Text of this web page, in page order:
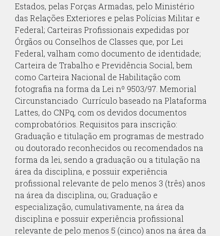
Estados, pelas Forças Armadas, pelo Ministério
das Relações Exteriores e pelas Polícias Militar e
Federal; Carteiras Profissionais expedidas por
Órgãos ou Conselhos de Classes que, por Lei
Federal, valham como documento de identidade;
Carteira de Trabalho e Previdência Social, bem
como Carteira Nacional de Habilitação com
fotografia na forma da Lei nº 9503/97. Memorial
Circunstanciado  Currículo baseado na Plataforma
Lattes, do CNPq, com os devidos documentos
comprobatórios. Requisitos para inscrição:
Graduação e titulação em programas de mestrado
ou doutorado reconhecidos ou recomendados na
forma da lei, sendo a graduação ou a titulação na
área da disciplina, e possuir experiência
profissional relevante de pelo menos 3 (três) anos
na área da disciplina, ou; Graduação e
especialização, cumulativamente, na área da
disciplina e possuir experiência profissional
relevante de pelo menos 5 (cinco) anos na área da